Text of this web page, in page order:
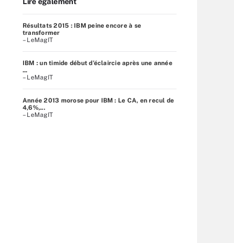
Résultats 2015 : IBM peine encore à se
transformer
– LeMagIT
IBM : un timide début d’éclaircie après une année
...
– LeMagIT
Année 2013 morose pour IBM : Le CA, en recul de
4,6%,...
– LeMagIT